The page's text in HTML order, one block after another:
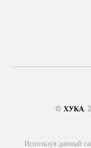
© ХУКА,
Используя данный